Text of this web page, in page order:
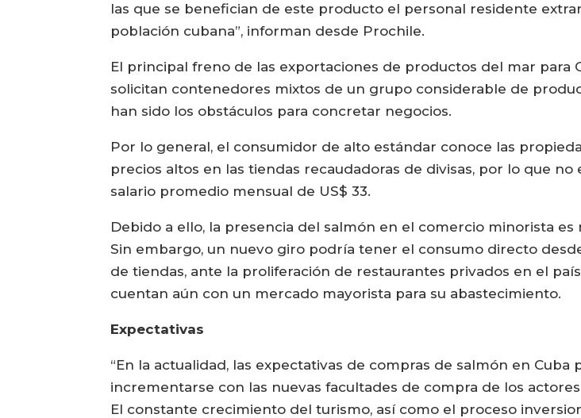
las que se benefician de este producto el personal residente
población cubana”, informan desde Prochile.
El principal freno de las exportaciones de productos del mar para
solicitan contenedores mixtos de un grupo considerable de
han sido los obstáculos para concretar negocios.
Por lo general, el consumidor de alto estándar conoce las
precios altos en las tiendas recaudadoras de divisas, por lo que
salario promedio mensual de US$ 33.
Debido a ello, la presencia del salmón en el comercio minorista es
Sin embargo, un nuevo giro podría tener el consumo directo
de tiendas, ante la proliferación de restaurantes privados en el
cuentan aún con un mercado mayorista para su abastecimiento.
Expectativas
“En la actualidad, las expectativas de compras de salmón en Cuba
incrementarse con las nuevas facultades de compra de los
El constante crecimiento del turismo, así como el proceso